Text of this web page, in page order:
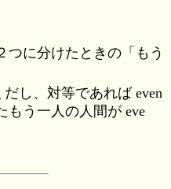
つに分けたときの「もう
し、対等であれば even
もう一人の人間が eve